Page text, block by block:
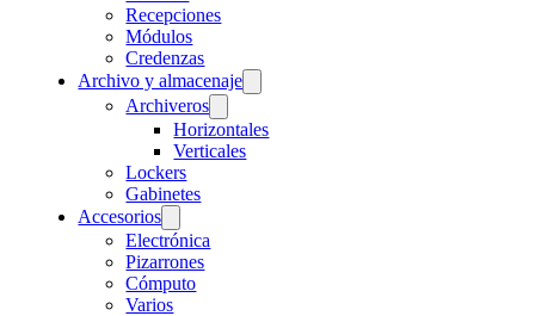
Recepciones
Módulos
Credenzas
Archivo y almacenaje
Archiveros
Horizontales
Verticales
Lockers
Gabinetes
Accesorios
Electrónica
Pizarrones
Cómputo
Varios